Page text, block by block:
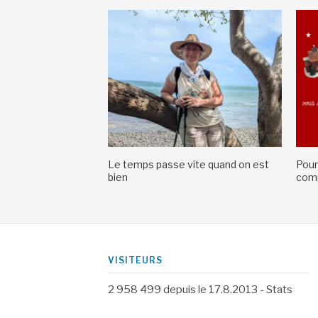
Le temps passe vite quand on est
bien
VISITEURS
2 958 499 depuis le 17.8.2013 - Stats